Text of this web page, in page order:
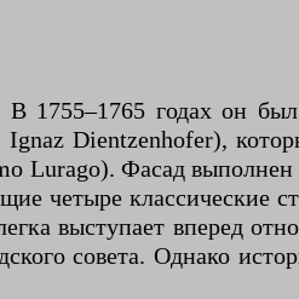
1755–1765 годах он
Dientzenhofer),
Lurago). Фасад
четыре классические
выступает вперед
совета. Однако